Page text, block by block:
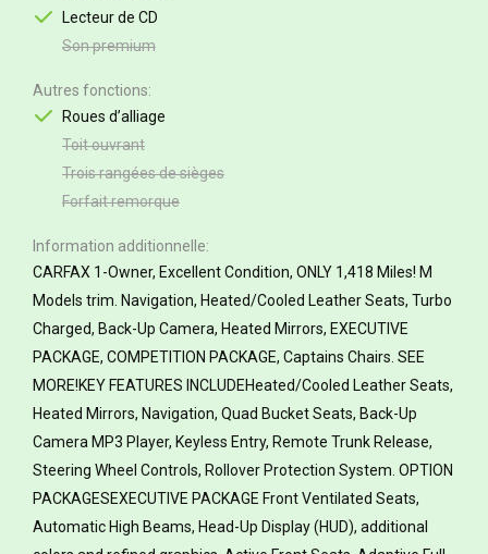
Lecteur de CD
Son premium
Autres fonctions
Roues d’alliage
Toit ouvrant
Trois rangées de sièges
Forfait remorque
Information additionnelle
CARFAX 1-Owner, Excellent Condition, ONLY 1,418 Miles! M
Models trim. Navigation, Heated/Cooled Leather Seats, Turbo
Charged, Back-Up Camera, Heated Mirrors, EXECUTIVE
PACKAGE, COMPETITION PACKAGE, Captains Chairs. SEE
MORE!KEY FEATURES INCLUDEHeated/Cooled Leather Seats,
Heated Mirrors, Navigation, Quad Bucket Seats, Back-Up
Camera MP3 Player, Keyless Entry, Remote Trunk Release,
Steering Wheel Controls, Rollover Protection System. OPTION
PACKAGESEXECUTIVE PACKAGE Front Ventilated Seats,
Automatic High Beams, Head-Up Display (HUD), additional